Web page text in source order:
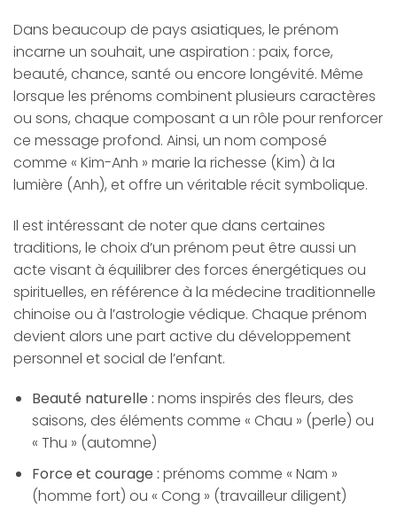
Dans beaucoup de pays asiatiques, le prénom
incarne un souhait, une aspiration : paix, force,
beauté, chance, santé ou encore longévité. Même
lorsque les prénoms combinent plusieurs caractères
ou sons, chaque composant a un rôle pour renforcer
ce message profond. Ainsi, un nom composé
comme « Kim-Anh » marie la richesse (Kim) à la
lumière (Anh), et offre un véritable récit symbolique.
Il est intéressant de noter que dans certaines
traditions, le choix d’un prénom peut être aussi un
acte visant à équilibrer des forces énergétiques ou
spirituelles, en référence à la médecine traditionnelle
chinoise ou à l’astrologie védique. Chaque prénom
devient alors une part active du développement
personnel et social de l’enfant.
Beauté naturelle : noms inspirés des fleurs, des
saisons, des éléments comme « Chau » (perle) ou
« Thu » (automne)
Force et courage : prénoms comme « Nam »
(homme fort) ou « Cong » (travailleur diligent)